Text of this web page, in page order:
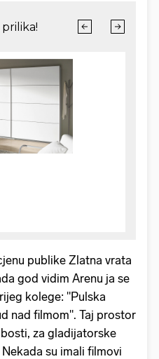
publike Zlatna vrata
god vidim Arenu ja se
kolege: "Pulska
nad filmom". Taj prostor
za gladijatorske
su imali filmovi